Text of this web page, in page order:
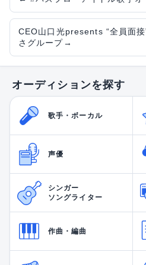
CEO山口光presents “全員面
さグループ→
オーディションを探す
歌手・ボーカル
声優
シンガー
ソングライター
作曲・編曲